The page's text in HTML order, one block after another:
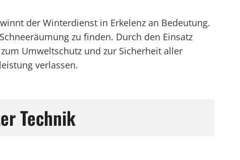
der Winterdienst in Erkelenz an Bedeutung.
zu finden. Durch den Einsatz
Umweltschutz und zur Sicherheit aller
verlassen.
Technik